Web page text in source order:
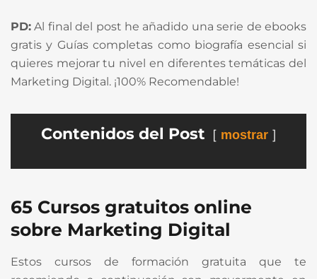
PD: Al final del post he añadido una serie de ebooks
gratis y Guías completas como biografía esencial si
quieres mejorar tu nivel en diferentes temáticas del
Marketing Digital. ¡100% Recomendable!
Contenidos del Post mostrar
65 Cursos gratuitos online
sobre Marketing Digital
Estos cursos de formación gratuita que te